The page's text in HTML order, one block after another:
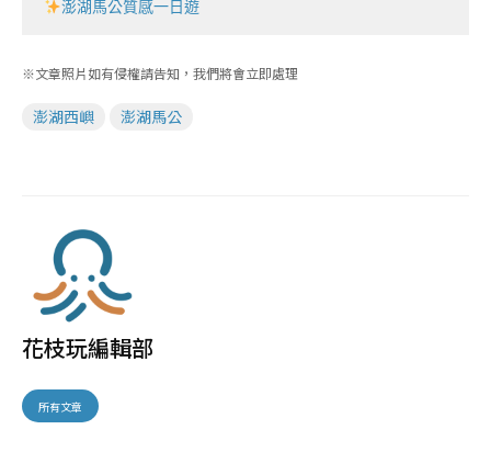
澎湖馬公質感一日遊
※文章照片如有侵權請告知，我們將會立即處理
澎湖西嶼 澎湖馬公
花枝玩編輯部
所有文章